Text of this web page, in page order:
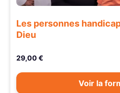
Les personnes
Dieu
29,00 €
Voir la